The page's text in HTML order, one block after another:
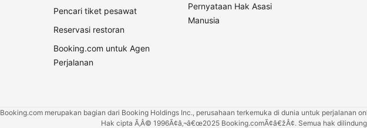
Pencari tiket pesawat
Reservasi restoran
Booking.com untuk Agen
Perjalanan
Pernyataan Hak Asasi
Manusia
Booking.com merupakan bagian dari Booking Holdings Inc., perusahaan terkemuka di dunia untuk perjalanan
Hak cipta Ã‚Â© 1996Ã¢â‚¬â€œ2025 Booking.comÃ¢â€žÂ¢. Semua hak